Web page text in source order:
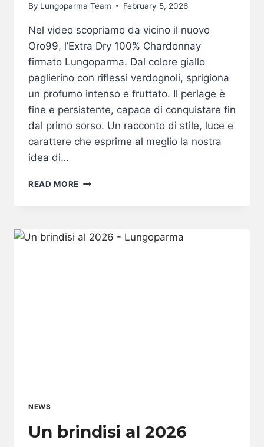
By Lungoparma Team February 5, 2026
Nel video scopriamo da vicino il nuovo
Oro99, l’Extra Dry 100% Chardonnay
firmato Lungoparma. Dal colore giallo
paglierino con riflessi verdognoli, sprigiona
un profumo intenso e fruttato. Il perlage è
fine e persistente, capace di conquistare fin
dal primo sorso. Un racconto di stile, luce e
carattere che esprime al meglio la nostra
idea di…
READ MORE ORO99:
NEWS
Un brindisi al 2026